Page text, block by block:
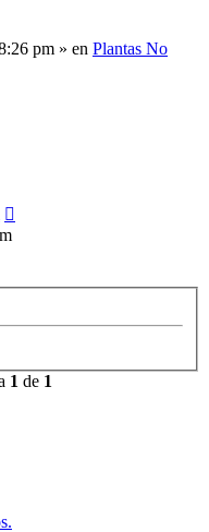
pm » en Plantas No
1 de 1